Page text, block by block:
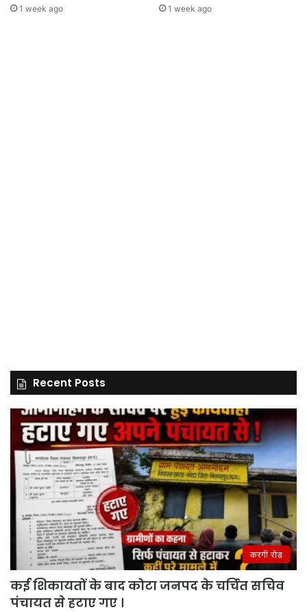
1 week ago 1 week ago
Recent Posts
करगी रोड
कई शिकायतों के बाद कोटा जनपद के चर्चित सचिव
पंचायत से हटाए गए ।